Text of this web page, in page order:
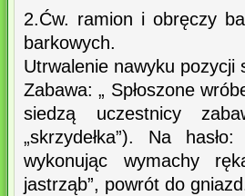
2.Ćw. ramion i obręczy
barkowych.
Utrwalenie nawyku pozycji
Zabawa: „ Spłoszone
siedzą uczestnicy
„skrzydełka”). Na
wykonując wymachy
jastrząb”, powrót do